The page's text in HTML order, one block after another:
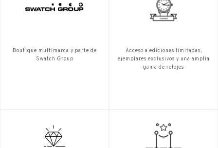
Boutique multimarca y parte de
Swatch Group
Acceso a ediciones limitadas,
ejemplares exclusivos y una amplia
gama de relojes